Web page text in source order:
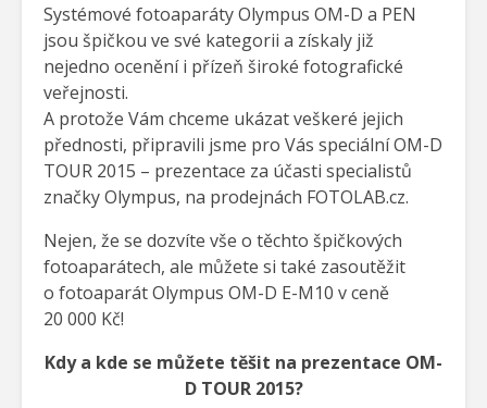
Systémové fotoaparáty Olympus OM-D a PEN
jsou špičkou ve své kategorii a získaly již
nejedno ocenění i přízeň široké fotografické
veřejnosti.
A protože Vám chceme ukázat veškeré jejich
přednosti, připravili jsme pro Vás speciální OM-D
TOUR 2015 – prezentace za účasti specialistů
značky Olympus, na prodejnách FOTOLAB.cz.
Nejen, že se dozvíte vše o těchto špičkových
fotoaparátech, ale můžete si také zasoutěžit
o fotoaparát Olympus OM-D E-M10 v ceně
20 000 Kč!
Kdy a kde se můžete těšit na prezentace OM-
D TOUR 2015?